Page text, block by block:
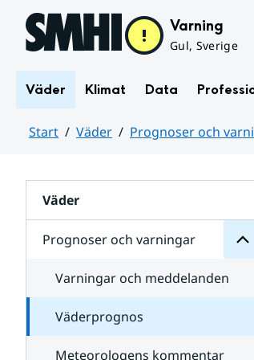
Hoppa till sidans innehåll Varning
Gul, Sverige
Väder Klimat Data
Start Väder Prognoser och
Väder
Prognoser och varningar
för
Varningar och meddelanden
Väderprognos
Meteorologens kommentar